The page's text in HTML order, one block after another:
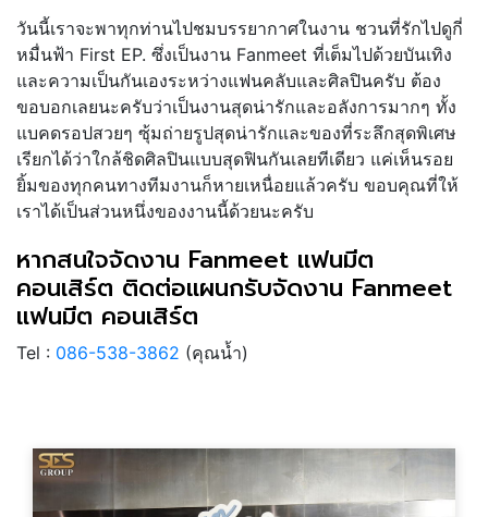
วันนี้เราจะพาทุกท่านไปชมบรรยากาศในงาน ชวนที่รักไปดูกี่
หมื่นฟ้า First EP. ซึ่งเป็นงาน Fanmeet ที่เต็มไปด้วยบันเทิง
และความเป็นกันเองระหว่างแฟนคลับและศิลปินครับ ต้อง
ขอบอกเลยนะครับว่าเป็นงานสุดน่ารักและอลังการมากๆ ทั้ง
แบคดรอปสวยๆ ซุ้มถ่ายรูปสุดน่ารักและของที่ระลึกสุดพิเศษ
เรียกได้ว่าใกล้ชิดศิลปินแบบสุดฟินกันเลยทีเดียว แค่เห็นรอย
ยิ้มของทุกคนทางทีมงานก็หายเหนื่อยแล้วครับ ขอบคุณที่ให้
เราได้เป็นส่วนหนึ่งของงานนี้ด้วยนะครับ
หากสนใจจัดงาน Fanmeet แฟนมีต
คอนเสิร์ต ติดต่อแผนกรับจัดงาน Fanmeet
แฟนมีต คอนเสิร์ต
Tel : 086-538-3862 (คุณน้ำ)